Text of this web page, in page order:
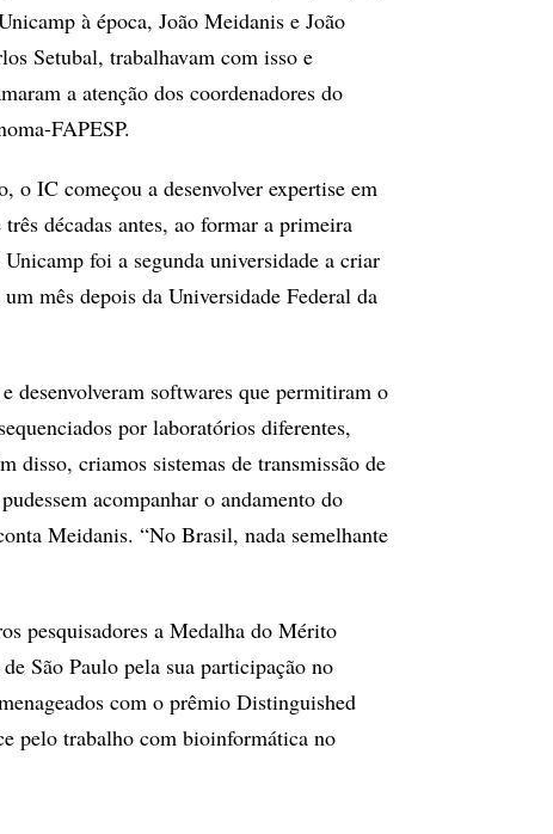
à época, João Meidanis e João
Setubal, trabalhavam com isso e
a atenção dos coordenadores do
FAPESP.
o IC começou a desenvolver expertise em
décadas antes, ao formar a primeira
foi a segunda universidade a criar
mês depois da Universidade Federal da
desenvolveram softwares que permitiram o
por laboratórios diferentes,
disso, criamos sistemas de transmissão de
acompanhar o andamento do
Meidanis. “No Brasil, nada semelhante
pesquisadores a Medalha do Mérito
São Paulo pela sua participação no
com o prêmio Distinguished
pelo trabalho com bioinformática no